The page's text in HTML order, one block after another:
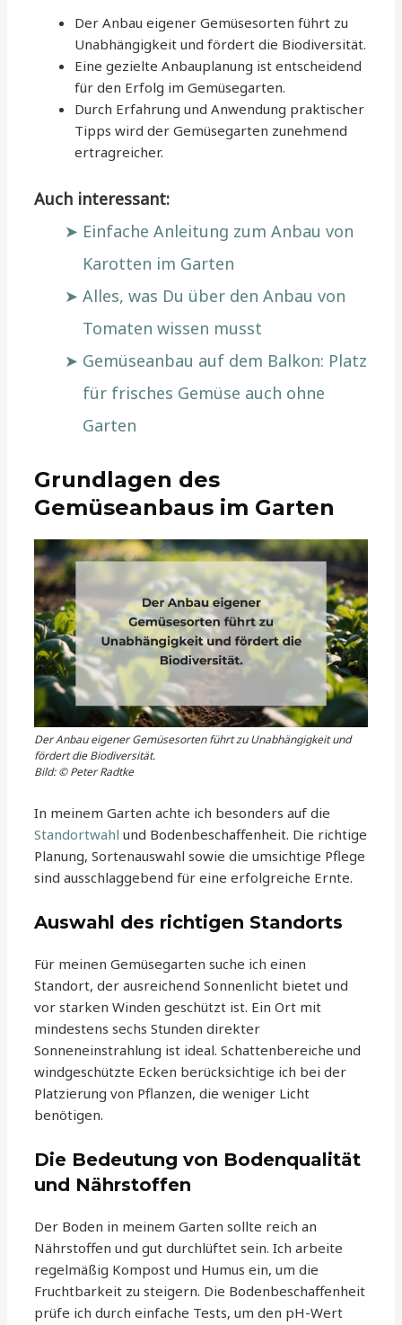
Der Anbau eigener Gemüsesorten führt zu
Unabhängigkeit und fördert die Biodiversität.
Eine gezielte Anbauplanung ist entscheidend
für den Erfolg im Gemüsegarten.
Durch Erfahrung und Anwendung praktischer
Tipps wird der Gemüsegarten zunehmend
ertragreicher.
Auch interessant:
Einfache Anleitung zum Anbau von
Karotten im Garten
Alles, was Du über den Anbau von
Tomaten wissen musst
Gemüseanbau auf dem Balkon: Platz
für frisches Gemüse auch ohne
Garten
Grundlagen des
Gemüseanbaus im Garten
Der Anbau eigener Gemüsesorten führt zu Unabhängigkeit und
fördert die Biodiversität.
Bild: © Peter Radtke
In meinem Garten achte ich besonders auf die
Standortwahl und Bodenbeschaffenheit. Die richtige
Planung, Sortenauswahl sowie die umsichtige Pflege
sind ausschlaggebend für eine erfolgreiche Ernte.
Auswahl des richtigen Standorts
Für meinen Gemüsegarten suche ich einen
Standort, der ausreichend Sonnenlicht bietet und
vor starken Winden geschützt ist. Ein Ort mit
mindestens sechs Stunden direkter
Sonneneinstrahlung ist ideal. Schattenbereiche und
windgeschützte Ecken berücksichtige ich bei der
Platzierung von Pflanzen, die weniger Licht
benötigen.
Die Bedeutung von Bodenqualität
und Nährstoffen
Der Boden in meinem Garten sollte reich an
Nährstoffen und gut durchlüftet sein. Ich arbeite
regelmäßig Kompost und Humus ein, um die
Fruchtbarkeit zu steigern. Die Bodenbeschaffenheit
prüfe ich durch einfache Tests, um den pH-Wert